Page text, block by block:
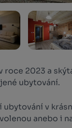
roce 2023 a
ubytování.
ubytování v
anebo i